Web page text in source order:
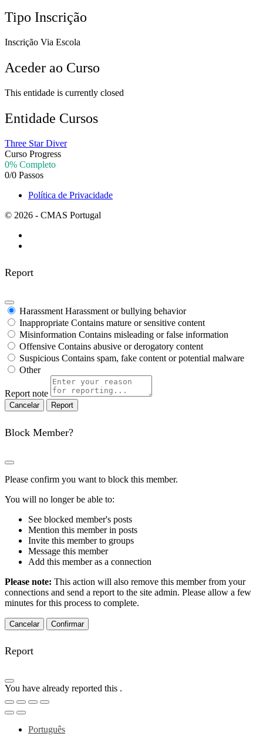
Tipo Inscrição
Inscrição Via Escola
Aceder ao Curso
This entidade is currently closed
Entidade Cursos
Three Star Diver
Curso Progress
0% Completo
0/0 Passos
Política de Privacidade
© 2026 - CMAS Portugal
Report
Harassment Harassment or bullying behavior
Inappropriate Contains mature or sensitive content
Misinformation Contains misleading or false information
Offensive Contains abusive or derogatory content
Suspicious Contains spam, fake content or potential malware
Other
Report note
Report
Block Member?
Please confirm you want to block this member.
You will no longer be able to:
See blocked member's posts
Mention this member in posts
Invite this member to groups
Message this member
Add this member as a connection
Please note: This action will also remove this member from your
connections and send a report to the site admin. Please allow a few
minutes for this process to complete.
Confirmar
Report
You have already reported this .
Português